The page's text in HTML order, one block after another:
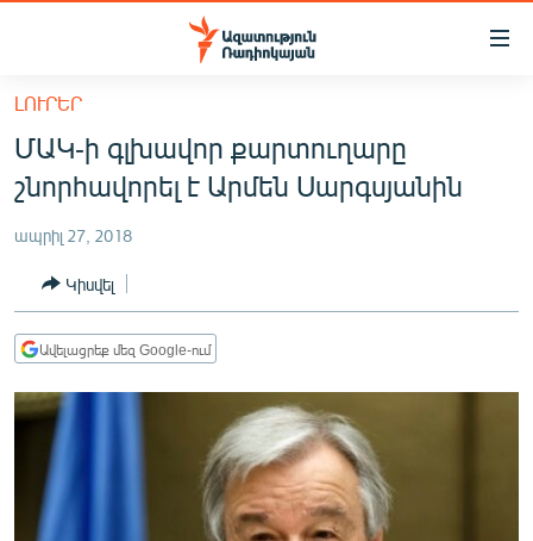
Մատչելիության
հիմնական
բովանդակությանը
Անցնել
հիմնական
մենյուին
ՀԱՅԱՍՏԱՆ
ՔԱՂԱՔԱԿԱՆ
ԸՆՏՐՈՒԹՅՈՒՆՆԵՐ 2026
ԻՐԱՎՈՒՆՔ
ՀԱՍԱՐԱԿՈՒԹՅՈՒՆ
ՂԱՐԱԲԱՂ
ՊԱՏԵՐԱԶՄԻ 6 ՇԱԲԱԹՆԵՐԸ
ՏԱՐԱԾԱՇՐՋԱՆ
ԼՈՒՐԵՐ
ՄԱԿ-ի գլխավոր քարտուղարը
շնորհավորել է Արմեն Սարգսյանին
ապրիլ 27, 2018
Կիսվել
Ավելացրեք մեզ Google-ում